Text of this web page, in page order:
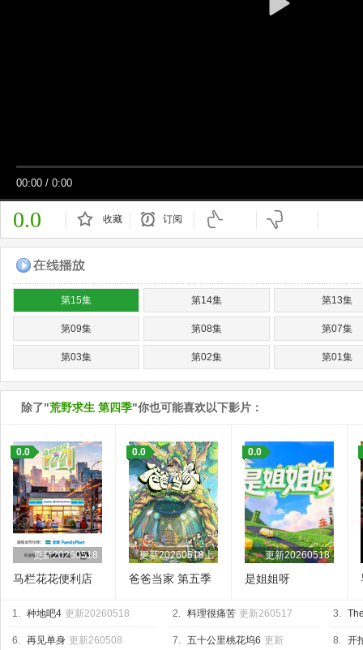
00:00 / 0:00
0.0 收藏 订阅
第15集 第14集 第13集
第09集 第08集 第07集
第03集 第02集 第01集
除了"荒野求生 第四季"你也可能喜欢以下影片：
更新20260518
0.0
马栏花花便利店
更新20260518上
0.0
爸爸当家 第五季
更新20260518
0.0
是姐姐呀
1. 种地吧4 更新20260518 2. 料理很痛苦 更新260517 3.
6. 再见单身 更新260508 7. 五十公里桃花坞6 更新 8. 开